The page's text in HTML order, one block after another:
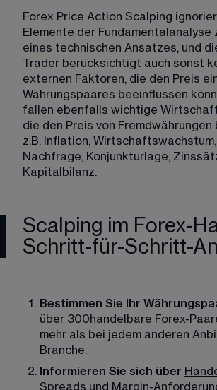
Forex Price Action Scalping
Elemente der Fundamentalanalyse
eines technischen Ansatzes, und
Trader berücksichtigt auch sonst
externen Faktoren, die den Preis
Währungspaares beeinflussen
fallen ebenfalls wichtige
die den Preis von Fremdwährungen
z.B. Inflation,
Nachfrage, Konjunkturlage,
Kapitalbilanz.
Scalping im Forex-
Schritt-für-Schritt-
Bestimmen Sie Ihr
über 300handelbare Forex-
mehr als bei jedem anderen
Branche.
Informieren Sie sich über
Spreads und Margin-